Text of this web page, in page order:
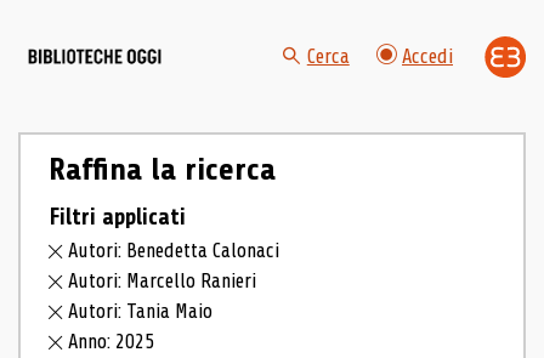
Cerca Accedi
Raffina la ricerca
Filtri applicati
Autori: Benedetta Calonaci
Autori: Marcello Ranieri
Autori: Tania Maio
Anno: 2025